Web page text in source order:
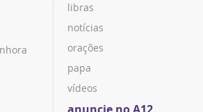
libras
notícias
orações
papa
vídeos